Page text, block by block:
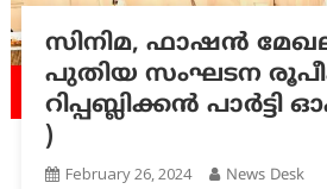
സിനിമ, ഫാഷൻ
പുതിയ സംഘടന
റിപ്പബ്ലിക്കൻ
)
February 26, 2024 News Desk